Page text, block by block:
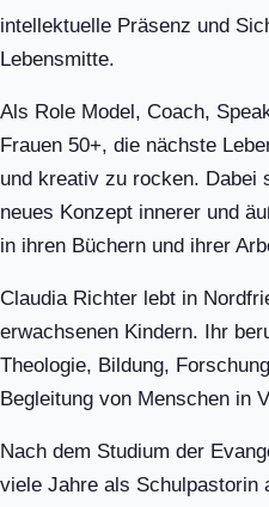
intellektuelle Präsenz und
Lebensmitte.
Als Role Model, Coach,
Frauen 50+, die nächste
und kreativ zu rocken. Dabei
neues Konzept innerer und
in ihren Büchern und ihrer
Claudia Richter lebt in
erwachsenen Kindern. Ihr
Theologie, Bildung,
Begleitung von Menschen in
Nach dem Studium der
viele Jahre als Schulpastorin